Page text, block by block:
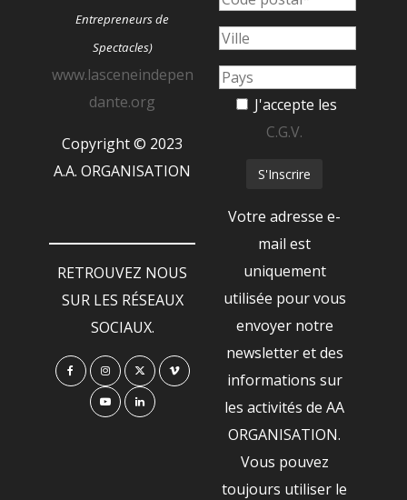
Entrepreneurs de
Spectacles)
www.lasceneindepen
dante.org
Copyright © 2023
A.A. ORGANISATION
RETROUVEZ NOUS
SUR LES RÉSEAUX
SOCIAUX.
J'accepte les
C.G.V.
Votre adresse e-
mail est
uniquement
utilisée pour vous
envoyer notre
newsletter et des
informations sur
les activités de AA
ORGANISATION.
Vous pouvez
toujours utiliser le